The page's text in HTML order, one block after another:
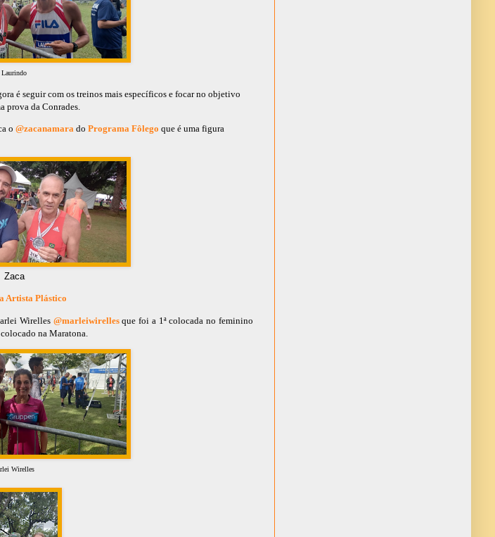
Laurindo
é seguir com os treinos mais específicos e focar no objetivo
prova da Conrades.
o @zacanamara do Programa Fôlego que é uma figura
Zaca
Artista Plástico
Wirelles @marleiwirellesque foi a 1ª colocada no feminino
colocado na Maratona.
Wirelles